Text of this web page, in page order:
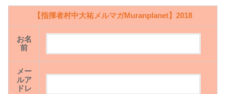
【指揮者村中大祐メルマガMuranplanet】2018
お名
前
メー
ルア
ドレ